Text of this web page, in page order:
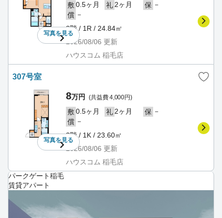
写真を見る
敷0.5ヶ月 礼 2ヶ月 保 －
償 －
3階 / 1R / 24.84㎡
2026/08/06 更新
ハウスコム 稲毛店
307号室
写真を見る
8万円 (共益費 4,000円)
敷0.5ヶ月 礼 2ヶ月 保 －
償 －
3階 / 1K / 23.60㎡
2026/08/06 更新
ハウスコム 稲毛店
パークゲート稲毛
賃貸アパート